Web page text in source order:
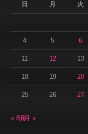
日
月 火
4 5 6
11 12 13
18 19 20
25 26 27
« 8月
10月 »